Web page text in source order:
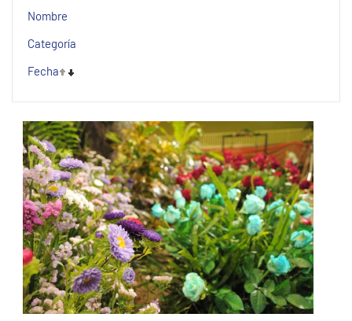
Nombre
Categoría
Fecha